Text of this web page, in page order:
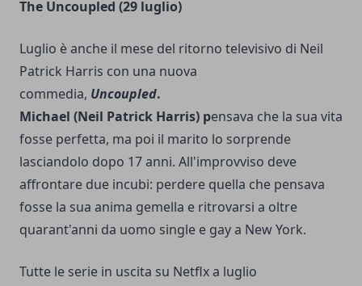
The Uncoupled (29 luglio)
Luglio è anche il mese del ritorno televisivo di Neil
Patrick Harris con una nuova
commedia, Uncoupled.
Michael (Neil Patrick Harris) pensava che la sua vita
fosse perfetta, ma poi il marito lo sorprende
lasciandolo dopo 17 anni. All'improvviso deve
affrontare due incubi: perdere quella che pensava
fosse la sua anima gemella e ritrovarsi a oltre
quarant'anni da uomo single e gay a New York.
Tutte le serie in uscita su Netflx a luglio